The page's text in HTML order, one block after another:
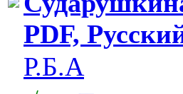
PDF,
Р.Б.А